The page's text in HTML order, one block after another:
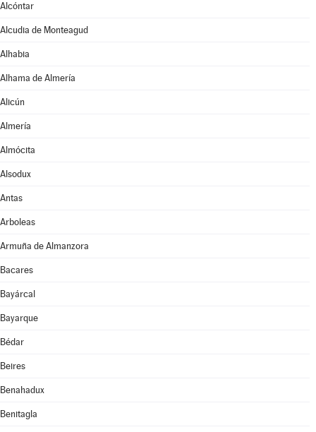
Alcóntar
Alcudia de Monteagud
Alhabia
Alhama de Almería
Alicún
Almería
Almócita
Alsodux
Antas
Arboleas
Armuña de Almanzora
Bacares
Bayárcal
Bayarque
Bédar
Beires
Benahadux
Benitagla